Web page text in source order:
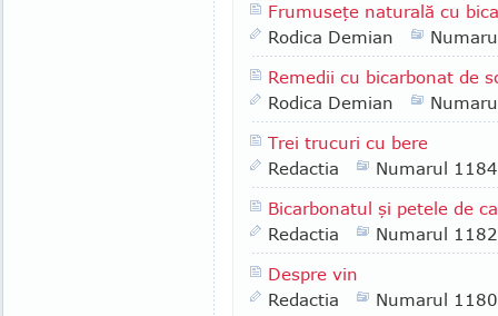
Frumuseţe naturală cu
Rodica Demian
Remedii cu bicarbonat de
Rodica Demian
Trei trucuri cu bere
Redactia
Numarul 1184
Bicarbonatul şi petele de
Redactia
Numarul 1182
Despre vin
Redactia
Numarul 1180